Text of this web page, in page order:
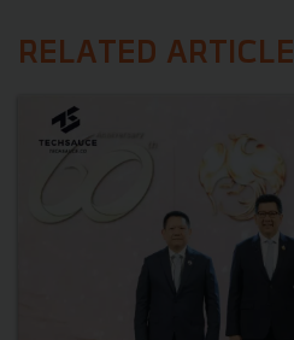
RELATED ARTICLE